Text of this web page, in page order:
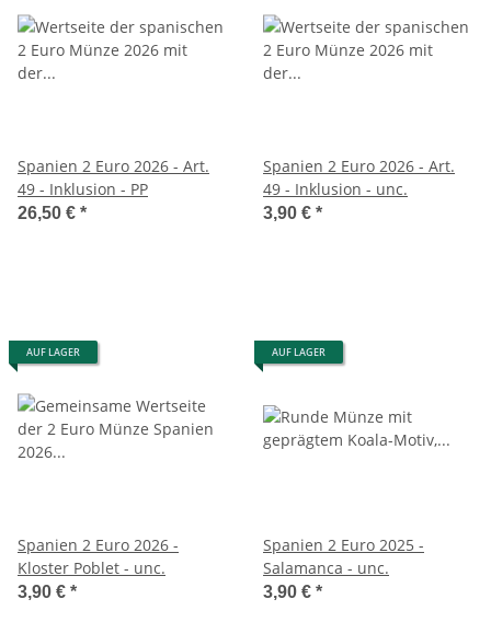
Spanien 2 Euro 2026 - Art.
49 - Inklusion - PP
26,50 € *
Spanien 2 Euro 2026 - Art.
49 - Inklusion - unc.
3,90 € *
AUF LAGER
Spanien 2 Euro 2026 -
Kloster Poblet - unc.
3,90 € *
AUF LAGER
Spanien 2 Euro 2025 -
Salamanca - unc.
3,90 € *